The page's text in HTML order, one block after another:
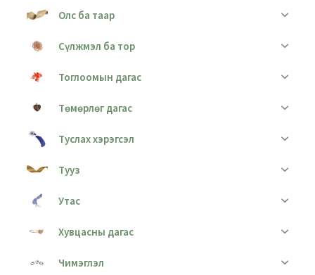
Олс ба таар
Сүлжмэл ба тор
Тоглоомын дагас
Төмөрлөг дагас
Туслах хэрэгсэл
Тууз
Утас
Хувцасны дагас
Чимэглэл